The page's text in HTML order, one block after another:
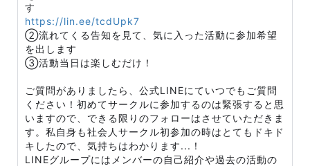
す
https://lin.ee/tcdUpk7
②流れてくる告知を見て、気に入った活動に参加希望
を出します
③活動当日は楽しむだけ！
ご質問がありましたら、公式LINEにていつでもご質問
ください！初めてサークルに参加するのは緊張すると思
いますので、できる限りのフォローはさせていただきま
す。私自身も社会人サークル初参加の時はとてもドキド
キしたので、気持ちはわかります...！
LINEグループにはメンバーの自己紹介や過去の活動の